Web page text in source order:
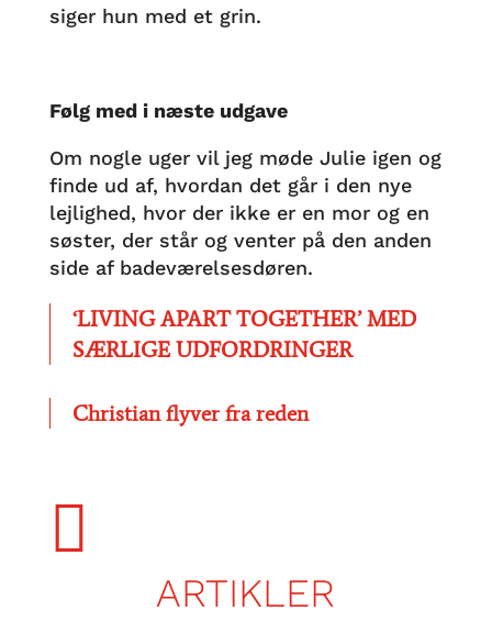
siger hun med et grin.
Følg med i næste udgave
Om nogle uger vil jeg møde Julie igen og
finde ud af, hvordan det går i den nye
lejlighed, hvor der ikke er en mor og en
søster, der står og venter på den anden
side af badeværelsesdøren.
‘LIVING APART TOGETHER’ MED
SÆRLIGE UDFORDRINGER
Christian flyver fra reden

ARTIKLER